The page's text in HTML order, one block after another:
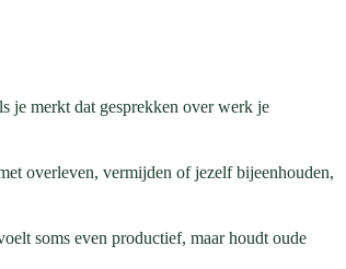
je merkt dat gesprekken over werk je
overleven, vermijden of jezelf bijeenhouden,
soms even productief, maar houdt oude